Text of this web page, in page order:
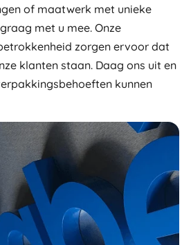
of maatwerk met unieke
met u mee. Onze
zorgen ervoor dat
klanten staan. Daag ons uit en
kunnen